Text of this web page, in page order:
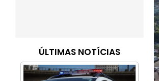
ÚLTIMAS NOTÍCIAS